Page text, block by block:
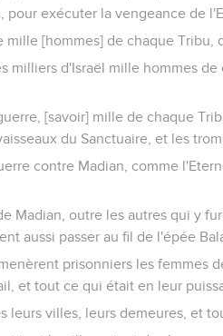
exécuter la vengeance de
mille [hommes] de chaque Tribu,
milliers d'Israël mille hommes
[savoir] mille de chaque
du Sanctuaire, et les
contre Madian, comme
Madian, outre les autres qui y
aussi passer au fil de l'épée
prisonniers les femmes
et tout ce qui était en leur
leurs villes, leurs demeures, et